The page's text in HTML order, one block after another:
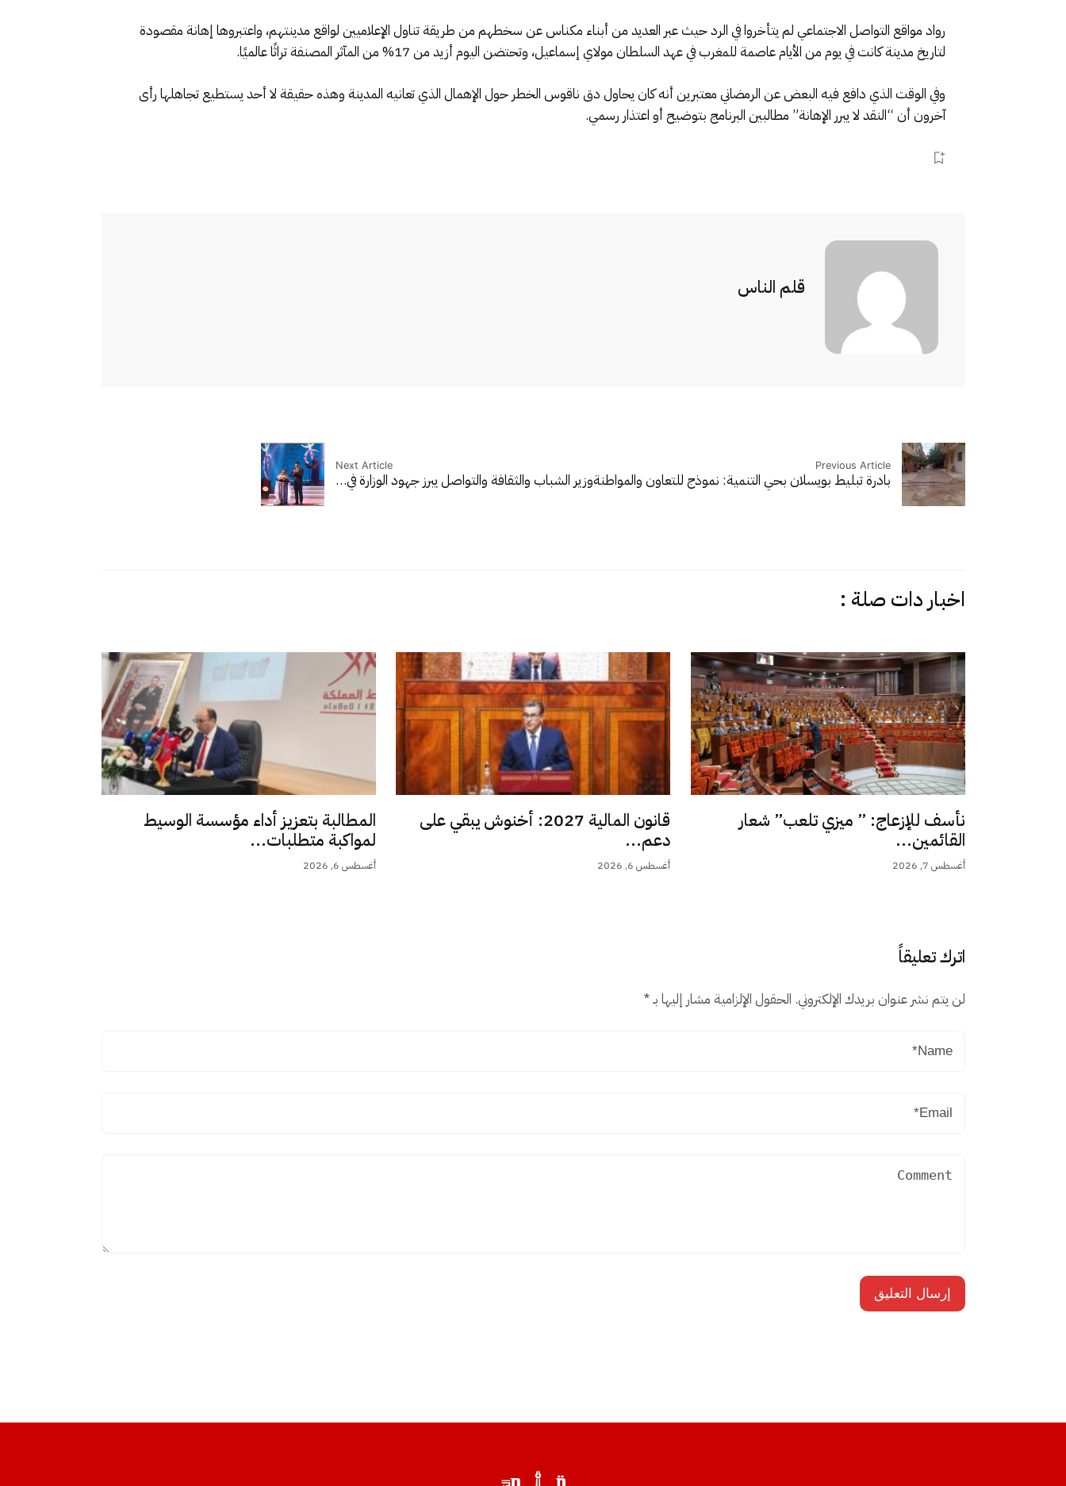
رواد مواقع التواصل الاجتماعي لم يتأخروا في الرد حيث عبر العديد من أبناء مكناس عن سخطهم من طريقة تناول الإعلاميين لواقع مدينتهم، واعتبروها إهانة مقصودة
لتاريخ مدينة كانت في يوم من الأيام عاصمة للمغرب في عهد السلطان مولاي إسماعيل، وتحتضن اليوم أزيد من 17% من المآثر المصنفة تراثًا عالميًا.
وفي الوقت الذي دافع فيه البعض عن الرمضاني معتبرين أنه كان يحاول دق ناقوس الخطر حول الإهمال الذي تعانيه المدينة وهذه حقيقة لا أحد يستطيع تجاهلها رأى
آخرون أن “النقد لا يبرر الإهانة” مطالبين البرنامج بتوضيح أو اعتذار رسمي.
قلم الناس
Previous Article
بادرة تبليط بويسلان بحي التنمية: نموذج للتعاون والمواطنة
Next Article
وزير الشباب والثقافة والتواصل يبرز جهود الوزارة في…
اخبار دات صلة :
نأسف للإزعاج: ” ميزي تلعب” شعار
القائمين...
أغسطس 7, 2026
قانون المالية 2027: أخنوش يبقي على
دعم...
أغسطس 6, 2026
المطالبة بتعزيز أداء مؤسسة الوسيط
لمواكبة متطلبات...
أغسطس 6, 2026
اترك تعليقاً
لن يتم نشر عنوان بريدك الإلكتروني. الحقول الإلزامية مشار إليها بـ*